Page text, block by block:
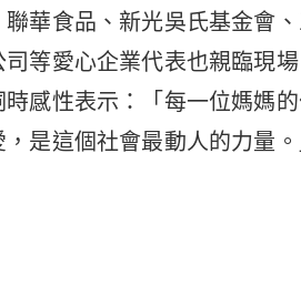
華食品、新光吳氏基金會
等愛心企業代表也親臨現
感性表示：「每一位媽媽
是這個社會最動人的力量。